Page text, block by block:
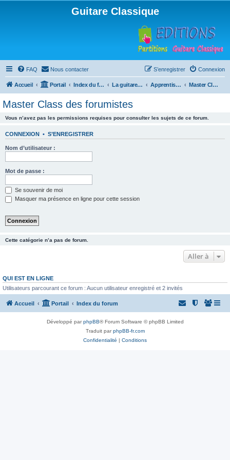
Guitare Classique
FAQ Nous contacter Connexion
S’enregistrer
Accueil Portail Index du forum La guitare : instrument, cours et théorie Apprentissage et enseignement de la guitare Master Class des forumistes
Master Class des forumistes
Vous n’avez pas les permissions requises pour consulter les sujets de ce forum.
CONNEXION • S’ENREGISTRER
Nom d’utilisateur :
Mot de passe :
Se souvenir de moi
Masquer ma présence en ligne pour cette session
Cette catégorie n’a pas de forum.
Aller à
QUI EST EN LIGNE
Utilisateurs parcourant ce forum : Aucun utilisateur enregistré et 2 invités
Accueil Portail Index du forum
Développé parphpBB® Forum Software © phpBB Limited
Traduit parphpBB-fr.com
Confidentialité | Conditions